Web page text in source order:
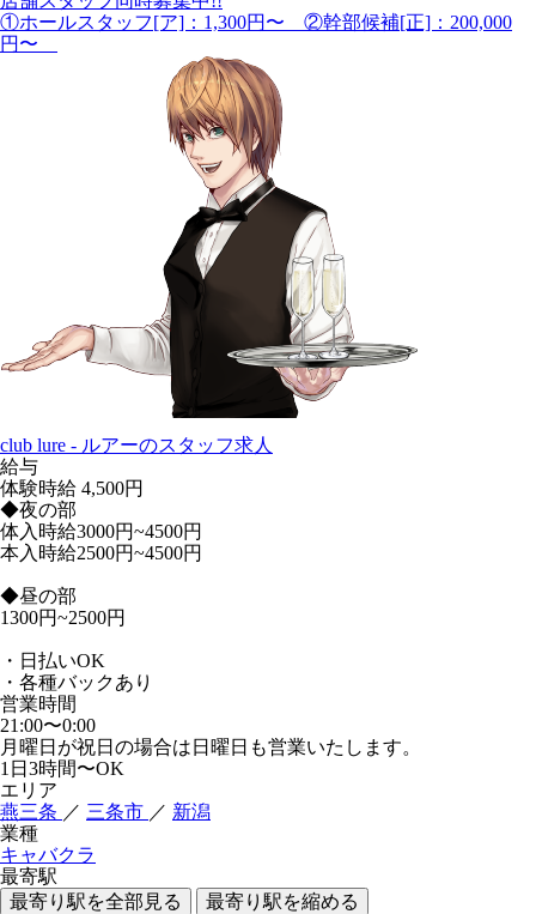
①ホールスタッフ[ア]：1,300円〜 ②幹部候補[正]：200,000
円〜
club lure - ルアーのスタッフ求人
給与
体験時給 4,500円
◆夜の部
体入時給3000円~4500円
本入時給2500円~4500円
◆昼の部
1300円~2500円
・日払いOK
・各種バックあり
営業時間
21:00〜0:00
月曜日が祝日の場合は日曜日も営業いたします。
1日3時間〜OK
エリア
燕三条 ／ 三条市 ／ 新潟
業種
キャバクラ
最寄駅
最寄り駅を全部見る
最寄り駅を縮める